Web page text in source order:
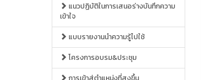
แนวปฏิบัติในการเสนอร่างบันทึกความ
เข้าใจ
แบบรายงานนำความรู้ไปใช้
โครงการอบรม&ประชุม